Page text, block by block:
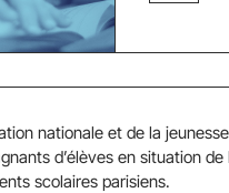
nationale et de la
d’élèves en situation de
scolaires parisiens.